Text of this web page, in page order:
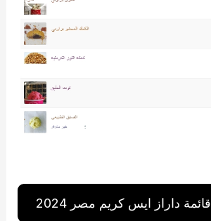
قائمة داراز ايس كريم مصر 2024